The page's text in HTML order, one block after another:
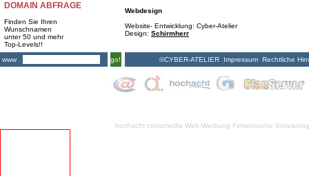
DOMAIN ABFRAGE
Finden Sie Ihren
Wunschnamen
unter 50 und mehr
Top-Levels!!
www .
go!
Webdesign
Website- Entwicklung: Cyber-Atelier
Design: Schirmherr
©CYBER-ATELIER Impressum Rechtliche
hochacht crossmedia Web-Werbung Firmensuche